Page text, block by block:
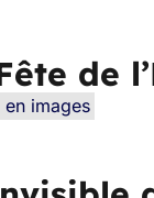
de
en images